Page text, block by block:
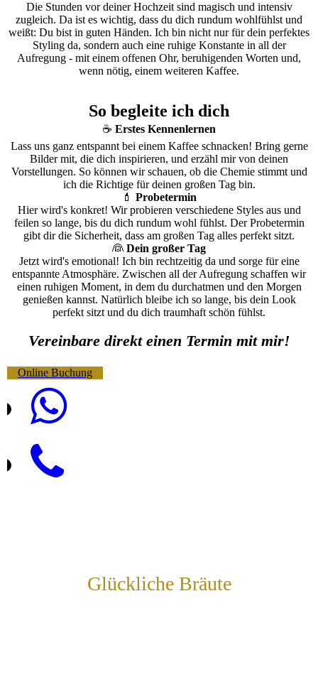
Die Stunden vor deiner Hochzeit sind magisch und intensiv
zugleich. Da ist es wichtig, dass du dich rundum wohlfühlst und
weißt: Du bist in guten Händen. Ich bin nicht nur für dein perfektes
Styling da, sondern auch eine ruhige Konstante in all der
Aufregung - mit einem offenen Ohr, beruhigenden Worten und,
wenn nötig, einem weiteren Kaffee.
So begleite ich dich
☕️ Erstes Kennenlernen
Lass uns ganz entspannt bei einem Kaffee schnacken! Bring gerne
Bilder mit, die dich inspirieren, und erzähl mir von deinen
Vorstellungen. So können wir schauen, ob die Chemie stimmt und
ich die Richtige für deinen großen Tag bin.
💄 Probetermin
Hier wird's konkret! Wir probieren verschiedene Styles aus und
feilen so lange, bis du dich rundum wohl fühlst. Der Probetermin
gibt dir die Sicherheit, dass am großen Tag alles perfekt sitzt.
👰 Dein großer Tag
Jetzt wird's emotional! Ich bin rechtzeitig da und sorge für eine
entspannte Atmosphäre. Zwischen all der Aufregung schaffen wir
einen ruhigen Moment, in dem du durchatmen und den Morgen
genießen kannst. Natürlich bleibe ich so lange, bis dein Look
perfekt sitzt und du dich traumhaft schön fühlst.
Vereinbare direkt einen Termin mit mir!
Online Buchung
Glückliche Bräute